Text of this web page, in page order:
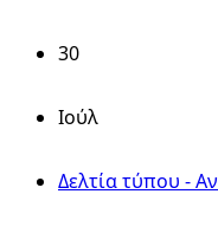
30
Ιούλ
Δελτία τύπου -